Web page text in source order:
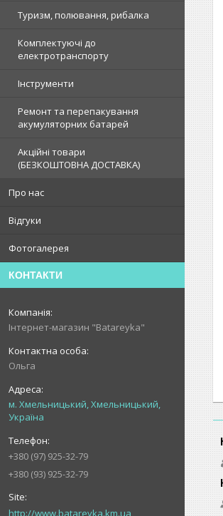
Туризм, полювання, рибалка
Комплектуючі до
електротранспорту
Інструменти
Ремонт та перепакування
акумуляторних батарей
Акційні товари
(БЕЗКОШТОВНА ДОСТАВКА)
Про нас
Відгуки
Фотогалерея
КОНТАКТИ
Інтернет-магазин "Batareyka"
Ольга
м. Хмельницький, Хмельницький,
Україна
+380 (97) 925-32-79
+380 (93) 925-32-79
http://www.batareyka.km.ua